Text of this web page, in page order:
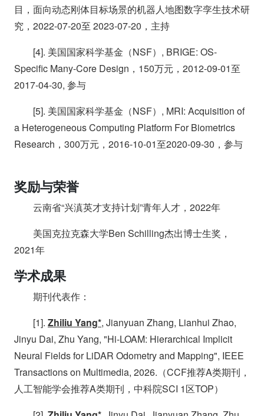
目，面向动态刚体目标场景的机器人地图数字孪生技术研
究，2022-07-20至 2023-07-20，主持
[4]. 美国国家科学基金（NSF）, BRIGE: OS-
Specific Many-Core Design，150万元，2012-09-01至
2017-04-30, 参与
[5]. 美国国家科学基金（NSF）, MRI: Acquisition of
a Heterogeneous Computing Platform For Biometrics
Research，300万元，2016-10-01至2020-09-30，参与
奖励与荣誉
云南省“兴滇英才支持计划”青年人才，2022年
美国克拉克森大学Ben Schilling杰出博士生奖，
2021年
学术成果
期刊代表作：
[1]. Zhiliu Yang*, Jianyuan Zhang, Lianhui Zhao,
Jinyu Dai, Zhu Yang, "Hi-LOAM: Hierarchical Implicit
Neural Fields for LiDAR Odometry and Mapping", IEEE
Transactions on Multimedia, 2026.（CCF推荐A类期刊，
人工智能学会推荐A类期刊，中科院SCI 1区TOP）